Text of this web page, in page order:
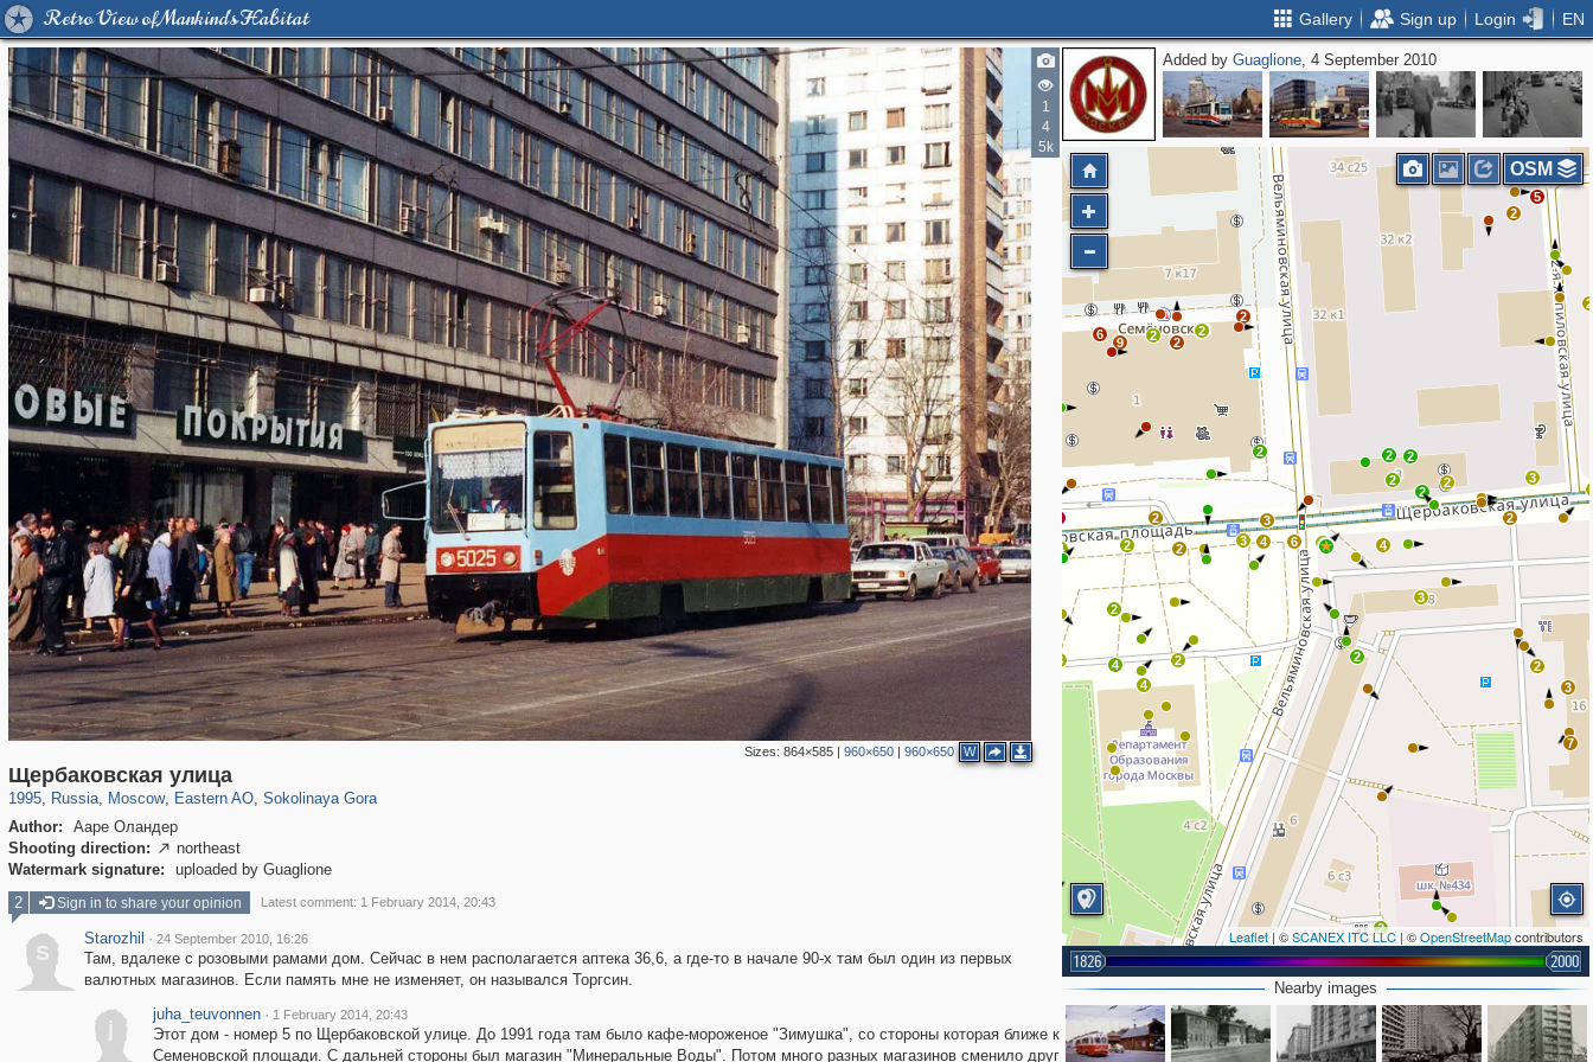
Retro View of Mankind's Habitat Gallery Sign up Login EN
1
4
5k
Sizes: 864×585| 960×650| 960×650 W
Щербаковская улица
1995, Russia
1,407,368 29,248
, Moscow
319,882 8,286
, Eastern AO
20,942 306
, Sokolinaya Gora
Author:
Ааре Оландер
Shooting direction:  northeast
Watermark signature:
uploaded by Guaglione
Added byGuaglione, 4 September 2010
3
3
2
2
4
3 2
2
3
3
4
6 2
2
4
4
4
3
2
2
3
2
7
2
3
2
2
2
2
2
2
2
2
2
5
2
2
2
9
6
Leaflet | ©SCANEX ITC LLC | ©OpenStreetMapcontributors
1826 2000
OSM
Nearby images
2 Sign in to share your opinion Latest comment: 1 February 2014, 20:43
S
Starozhil · 24 September 2010, 16:26
Там, вдалеке с розовыми рамами дом. Сейчас в нем располагается аптека 36,6, а где-то в начале 90-х там был один из первых
валютных магазинов. Если память мне не изменяет, он назывался Торгсин.
j
juha_teuvonnen · 1 February 2014, 20:43
Этот дом - номер 5 по Щербаковской улице. До 1991 года там было кафе-мороженое "Зимушка", со стороны которая ближе к
Семеновской площади. С дальней стороны был магазин "Минеральные Воды". Потом много разных магазинов сменило друг